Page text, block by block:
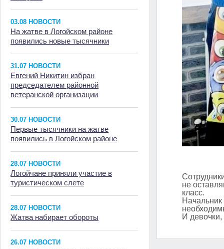
03.08 НОВОСТИ
На жатве в Логойском районе
появились новые тысячники
31.07 НОВОСТИ
Евгений Никитин избран
председателем районной
ветеранской организации
30.07 НОВОСТИ
Первые тысячники на жатве
появились в Логойском районе
28.07 НОВОСТИ
Логойчане приняли участие в
туристическом слете
28.07 НОВОСТИ
Жатва набирает обороты
26.07 НОВОСТИ
не
класс.
И